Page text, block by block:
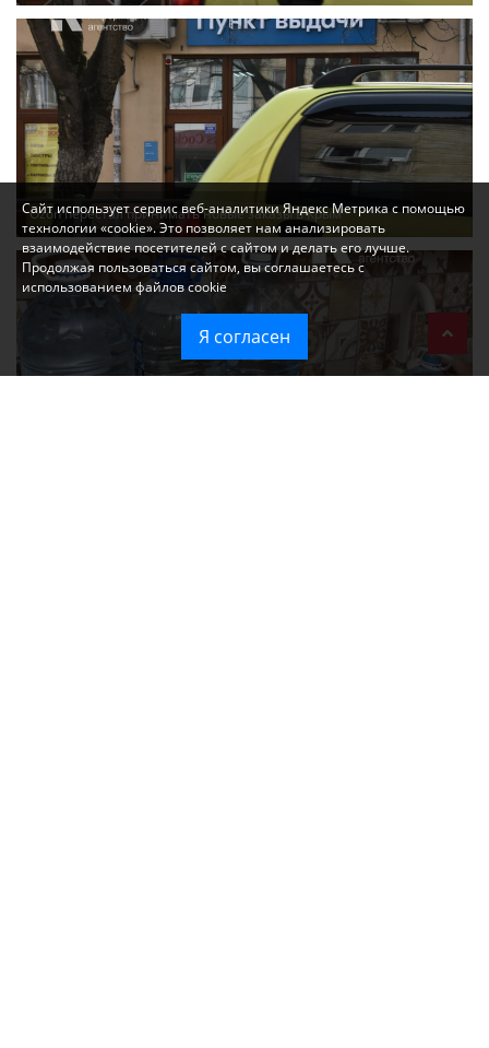
Ozon перестал принимать новые заказы в Крым
Сайт использует сервис веб-аналитики Яндекс Метрика с помощью
технологии «cookie». Это позволяет нам анализировать
взаимодействие посетителей с сайтом и делать его лучше.
Продолжая пользоваться сайтом, вы соглашаетесь с
использованием файлов cookie
Я согласен